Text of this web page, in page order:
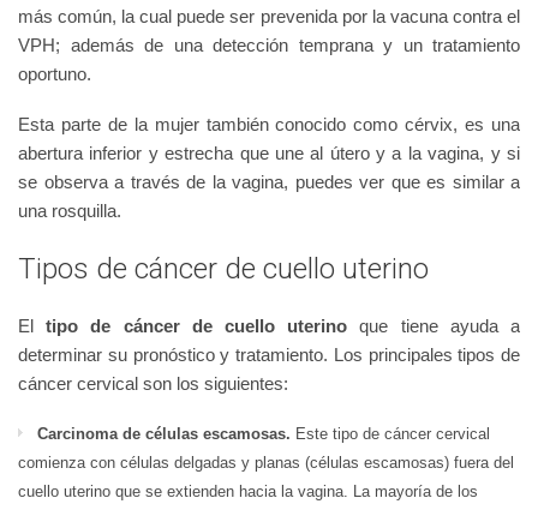
más común, la cual puede ser prevenida por la vacuna contra el
VPH; además de una detección temprana y un tratamiento
oportuno.
Esta parte de la mujer también conocido como cérvix, es una
abertura inferior y estrecha que une al útero y a la vagina, y si
se observa a través de la vagina, puedes ver que es similar a
una rosquilla.
Tipos de cáncer de cuello uterino
El tipo de cáncer de cuello uterino que tiene ayuda a
determinar su pronóstico y tratamiento. Los principales tipos de
cáncer cervical son los siguientes:
Carcinoma de células escamosas. Este tipo de cáncer cervical
comienza con células delgadas y planas (células escamosas) fuera del
cuello uterino que se extienden hacia la vagina. La mayoría de los